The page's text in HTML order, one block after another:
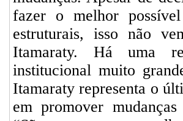
fazer o melhor
estruturais, isso não
Itamaraty. Há uma
institucional muito
Itamaraty representa o
em promover